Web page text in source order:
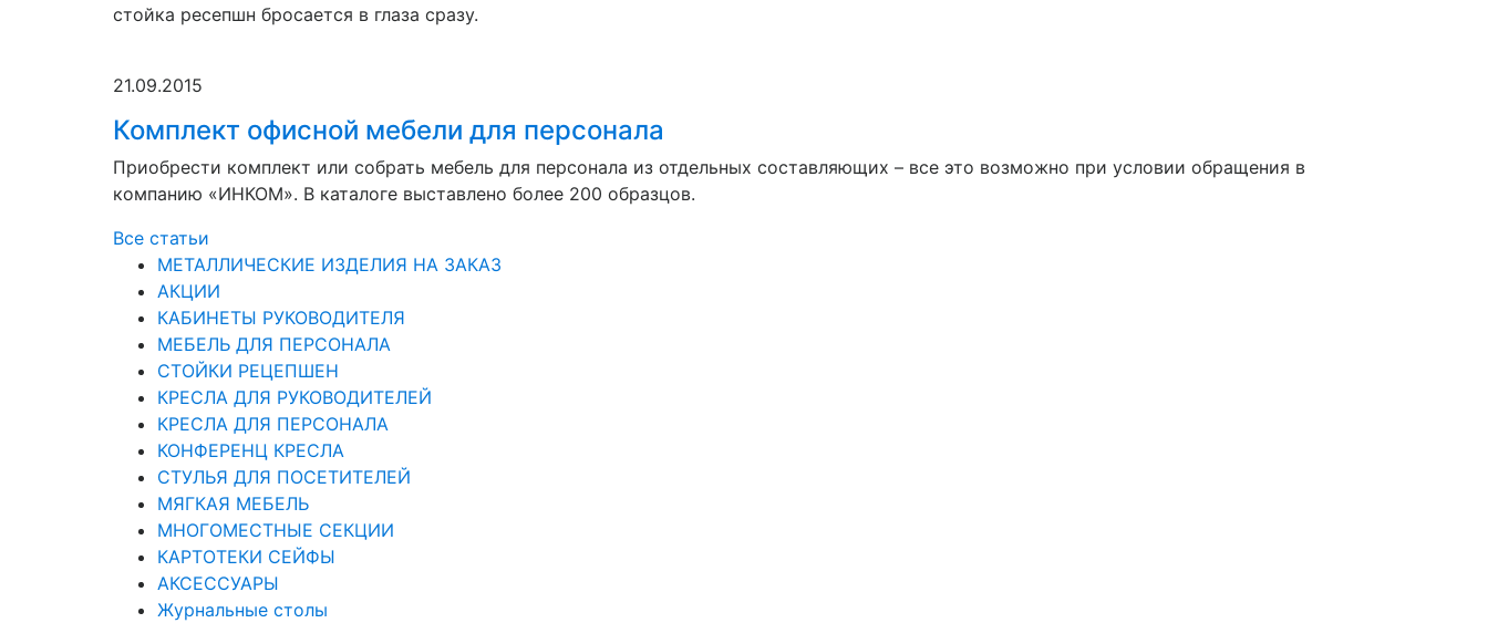
стойка ресепшн бросается в глаза сразу.
21.09.2015
Комплект офисной мебели для персонала
Приобрести комплект или собрать мебель для персонала из отдельных составляющих – все это возможно при условии обращения в
компанию «ИНКОМ». В каталоге выставлено более 200 образцов.
Все статьи
МЕТАЛЛИЧЕСКИЕ ИЗДЕЛИЯ НА ЗАКАЗ
АКЦИИ
КАБИНЕТЫ РУКОВОДИТЕЛЯ
МЕБЕЛЬ ДЛЯ ПЕРСОНАЛА
СТОЙКИ РЕЦЕПШЕН
КРЕСЛА ДЛЯ РУКОВОДИТЕЛЕЙ
КРЕСЛА ДЛЯ ПЕРСОНАЛА
КОНФЕРЕНЦ КРЕСЛА
СТУЛЬЯ ДЛЯ ПОСЕТИТЕЛЕЙ
МЯГКАЯ МЕБЕЛЬ
МНОГОМЕСТНЫЕ СЕКЦИИ
КАРТОТЕКИ СЕЙФЫ
АКСЕССУАРЫ
Журнальные столы